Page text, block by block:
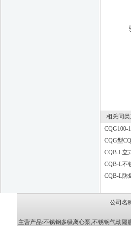
相关同类
CQG100-
CQG型
CQB-L立
CQB-L不
CQB-L防
公司名
主营产品:不锈钢多级离心泵,不锈钢气动隔